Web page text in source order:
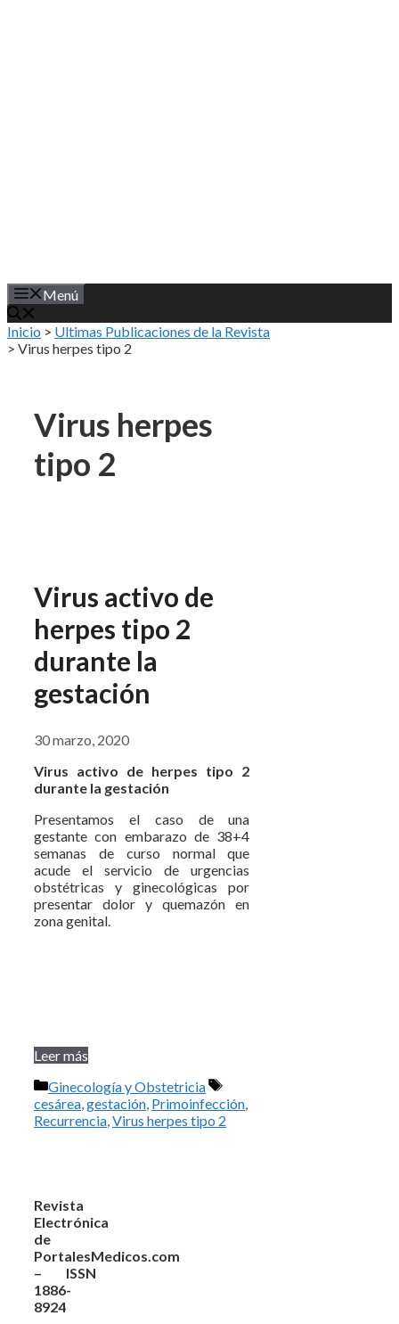
Menú
Inicio > Ultimas Publicaciones de la Revista
> Virus herpes tipo 2
Virus herpes
tipo 2
Virus activo de
herpes tipo 2
durante la
gestación
30 marzo, 2020
Virus activo de herpes tipo 2
durante la gestación
Presentamos el caso de una
gestante con embarazo de 38+4
semanas de curso normal que
acude el servicio de urgencias
obstétricas y ginecológicas por
presentar dolor y quemazón en
zona genital.
Leer más
Categorías
Ginecología y Obstetricia
Etiquetas
cesárea,gestación, Primoinfección,
Recurrencia,Virus herpes tipo 2
Revista
Electrónica
de
PortalesMedicos.com
– ISSN
1886-
8924